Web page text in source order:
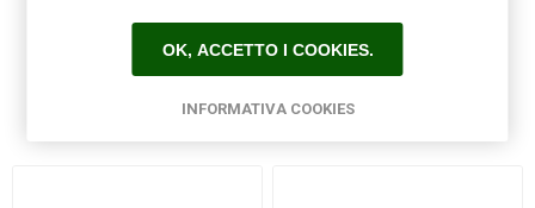
Prodotti correlati
OK, ACCETTO I COOKIES.
INFORMATIVA COOKIES